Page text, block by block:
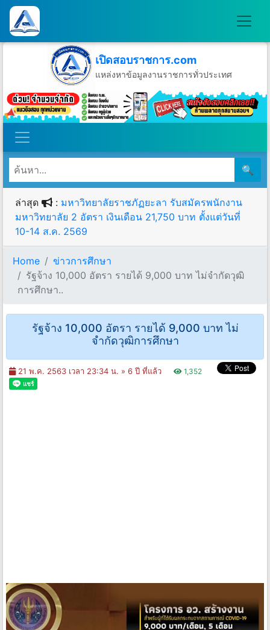
เปิดสอบราชการ.com
แหล่งหาข้อมูลงานราชการทั่วประเทศ
วันพฤหัสบดีที่ 6 เดือนสิงหาคม พ.ศ.2569
🔍
ล่าสุด : มหาวิทยาลัยราชภัฏยะลา รับสมัครพนักงาน
มหาวิทยาลัย 2 อัตรา เงินเดือน 21,750 บาท ตั้งแต่วันที่
10-14 ส.ค. 2569
Home
ข่าวการศึกษา
รัฐจ้าง 10,000 อัตรา รายได้ 9,000 บาท ไม่จำกัดวุฒิ
การศึกษา..
รัฐจ้าง 10,000 อัตรา รายได้ 9,000 บาท ไม่
จำกัดวุฒิการศึกษา
21 พ.ค. 2563 เวลา 23:34 น. » 6 ปี ที่แล้ว 1,352